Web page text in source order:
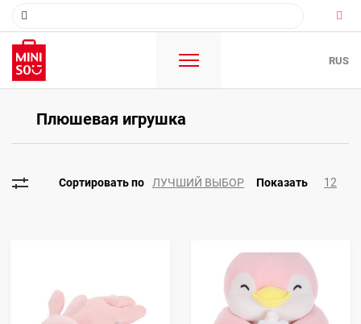
RUS
Плюшевая игрушка
ЛУЧШИЙ ВЫБОР 12